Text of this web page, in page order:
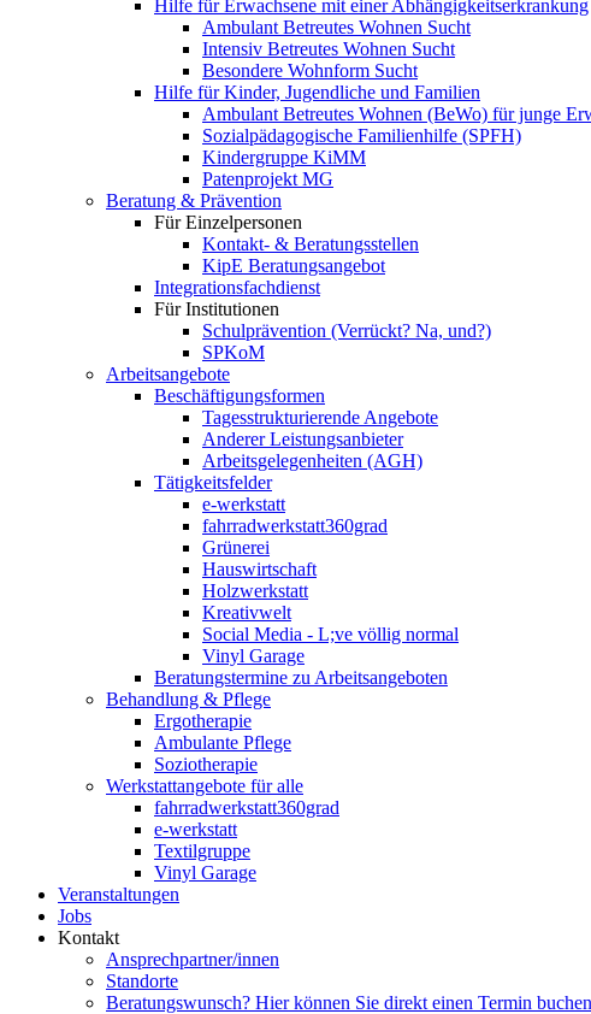
Hilfe für Erwachsene mit einer Abhängigkeitserkrankung
Ambulant Betreutes Wohnen Sucht
Intensiv Betreutes Wohnen Sucht
Besondere Wohnform Sucht
Hilfe für Kinder, Jugendliche und Familien
Ambulant Betreutes Wohnen (BeWo) für junge
Sozialpädagogische Familienhilfe (SPFH)
Kindergruppe KiMM
Patenprojekt MG
Beratung & Prävention
Für Einzelpersonen
Kontakt- & Beratungsstellen
KipE Beratungsangebot
Integrationsfachdienst
Für Institutionen
Schulprävention (Verrückt? Na, und?)
SPKoM
Arbeitsangebote
Beschäftigungsformen
Tagesstrukturierende Angebote
Anderer Leistungsanbieter
Arbeitsgelegenheiten (AGH)
Tätigkeitsfelder
e-werkstatt
fahrradwerkstatt360grad
Grünerei
Hauswirtschaft
Holzwerkstatt
Kreativwelt
Social Media - L;ve völlig normal
Vinyl Garage
Beratungstermine zu Arbeitsangeboten
Behandlung & Pflege
Ergotherapie
Ambulante Pflege
Soziotherapie
Werkstattangebote für alle
fahrradwerkstatt360grad
e-werkstatt
Textilgruppe
Vinyl Garage
Veranstaltungen
Jobs
Kontakt
Ansprechpartner/innen
Standorte
Beratungswunsch? Hier können Sie direkt einen Termin buchen